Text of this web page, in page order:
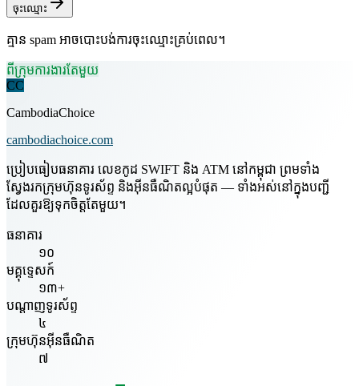
ចុះឈ្មោះ
គ្មាន spam អាចបោះបង់ការចុះឈ្មោះគ្រប់ពេល។
ពីក្រុមការងារតែមួយ
CC
CambodiaChoice
cambodiachoice.com
ប្រៀបធៀបធនាគារ លេខកូដ SWIFT និង ATM នៅកម្ពុជា ព្រមទាំង
ស្វែងរកក្រុមហ៊ុនទូរស័ព្ទ និងអ៊ីនធឺណិតល្អបំផុត — ទាំងអស់នៅក្នុងបញ្ជី
ដែលគួរឱ្យទុកចិត្តតែមួយ។
ធនាគារ
១០
មគ្គុទ្ទេសក៍
១៣+
បណ្តាញទូរស័ព្ទ
៤
ក្រុមហ៊ុនអ៊ីនធឺណិត
៧